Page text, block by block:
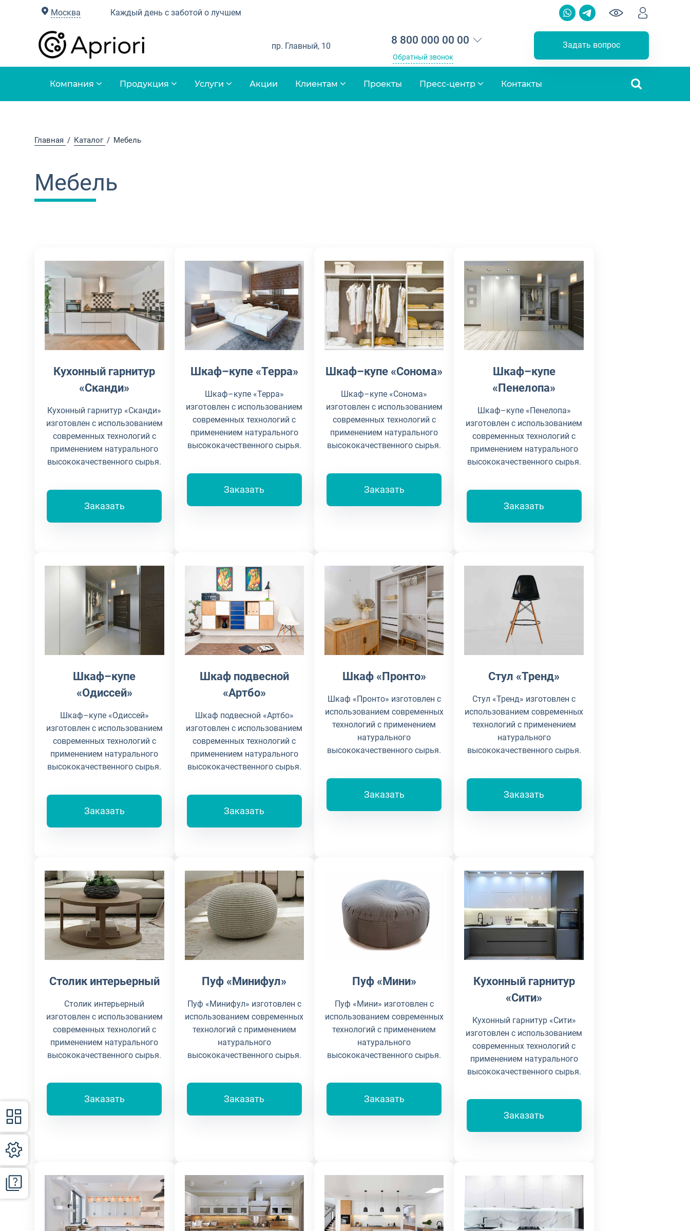
Москва Каждый день с заботой о лучшем
пр. Главный, 10 8 800 000 00 00
Обратный звонок
Задать вопрос
Компания Продукция Услуги Акции Клиентам Проекты Пресс-центр Контакты
Главная Каталог Мебель
Мебель
Кухонный гарнитур
«Сканди»
Кухонный гарнитур «Сканди»
изготовлен с использованием
современных технологий с
применением натурального
высококачественного сырья.
Заказать
Шкаф–купе «Терра»
Шкаф–купе «Терра»
изготовлен с использованием
современных технологий с
применением натурального
высококачественного сырья.
Заказать
Шкаф–купе «Сонома»
Шкаф–купе «Сонома»
изготовлен с использованием
современных технологий с
применением натурального
высококачественного сырья.
Заказать
Шкаф–купе
«Пенелопа»
Шкаф–купе «Пенелопа»
изготовлен с использованием
современных технологий с
применением натурального
высококачественного сырья.
Заказать
Шкаф–купе
«Одиссей»
Шкаф–купе «Одиссей»
изготовлен с использованием
современных технологий с
применением натурального
высококачественного сырья.
Заказать
Шкаф подвесной
«Артбо»
Шкаф подвесной «Артбо»
изготовлен с использованием
современных технологий с
применением натурального
высококачественного сырья.
Заказать
Шкаф «Пронто»
Шкаф «Пронто» изготовлен с
использованием современных
технологий с применением
натурального
высококачественного сырья.
Заказать
Стул «Тренд»
Стул «Тренд» изготовлен с
использованием современных
технологий с применением
натурального
высококачественного сырья.
Заказать
Столик интерьерный
Столик интерьерный
изготовлен с использованием
современных технологий с
применением натурального
высококачественного сырья.
Заказать
Пуф «Минифул»
Пуф «Минифул» изготовлен с
использованием современных
технологий с применением
натурального
высококачественного сырья.
Заказать
Пуф «Мини»
Пуф «Мини» изготовлен с
использованием современных
технологий с применением
натурального
высококачественного сырья.
Заказать
Кухонный гарнитур
«Сити»
Кухонный гарнитур «Сити»
изготовлен с использованием
современных технологий с
применением натурального
высококачественного сырья.
Заказать